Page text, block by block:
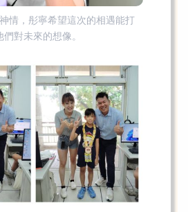
情，彤寧希望這次的相遇能打
們對未來的想像。